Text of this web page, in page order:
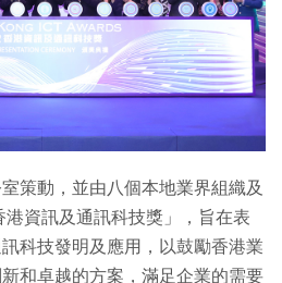
策動，並由八個本地業界組織及
資訊及通訊科技獎」，旨在表
科技發明及應用，以鼓勵香港業
和卓越的方案，滿足企業的需要